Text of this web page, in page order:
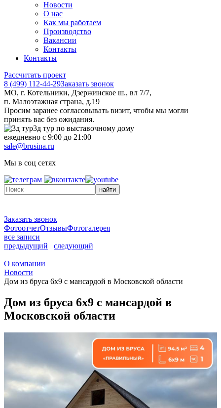
Новости
О нас
Как мы работаем
Производство
Вакансии
Контакты
Контакты
Рассчитать проект
8 (499) 112-44-29Заказать звонок
МО, г. Котельники, Дзержинское ш., вл 7/7,
п. Малоэтажная страна, д.19
Просим заранее согласовывать визит, чтобы мы могли
принять вас без ожидания.
3д тур по выставочному дому
ежедневно с 9:00 до 21:00
sale@brusina.ru
Мы в соц сетях
найти
Заказать звонок
ФотоотчетОтзывыФотогалерея
все записи
предыдущий
следующий
О компании
Новости
Дом из бруса 6х9 с мансардой в Московской области
Дом из бруса 6х9 с мансардой в
Московской области